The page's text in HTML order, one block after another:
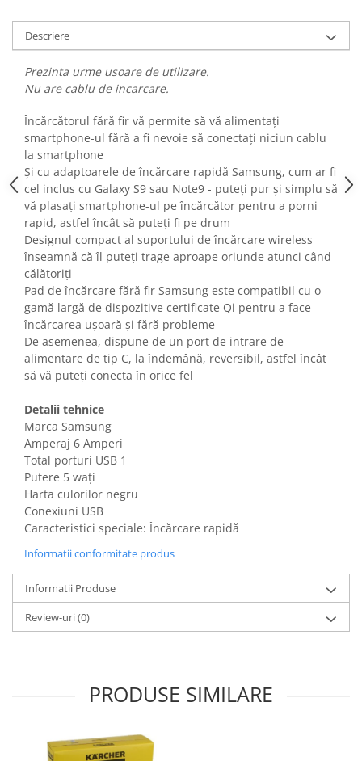
Ingrijire Locuinta
Purificatoare de aer
Fashion
Ceasuri barbatesti
Ceasuri dama
Cutii, curele si accesorii ceasuri
Genti si accesorii barbati
Genti si accesorii femei
Imbracaminte barbati
Imbracaminte femei
Imbracaminte si Incaltaminte copii
Incaltaminte barbati
Incaltaminte femei
Ochelari de soare
Ochelari de vedere
Gaming, Carti & Birotica
Console, Jocuri & Accesorii
Ingrijire personala & Cosmetice
Accesorii aparate de ras electrice
Accesorii aparate hair styling
Aparate & Accesorii ingrijire
personala
Articole Sanatate si Wellness
Consumabile sanitare
Cosmetice si produse ingrijire
personala
Camera copilului
Jucarii si Jocuri
Descriere
Prezinta urme usoare de utilizare.
Nu are cablu de incarcare.
Încărcătorul fără fir vă permite să vă alimentați
smartphone-ul fără a fi nevoie să conectați niciun cablu
la smartphone
Și cu adaptoarele de încărcare rapidă Samsung, cum ar fi
cel inclus cu Galaxy S9 sau Note9 - puteți pur și simplu să
vă plasați smartphone-ul pe încărcător pentru a porni
rapid, astfel încât să puteți fi pe drum
Designul compact al suportului de încărcare wireless
înseamnă că îl puteți trage aproape oriunde atunci când
călătoriți
Pad de încărcare fără fir Samsung este compatibil cu o
gamă largă de dispozitive certificate Qi pentru a face
încărcarea ușoară și fără probleme
De asemenea, dispune de un port de intrare de
alimentare de tip C, la îndemână, reversibil, astfel încât
să vă puteți conecta în orice fel
Detalii tehnice
Marca Samsung
Amperaj 6 Amperi
Total porturi USB 1
Putere 5 wați
Harta culorilor negru
Conexiuni USB
Caracteristici speciale: Încărcare rapidă
Informatii conformitate produs
Informatii Produse
Review-uri(0)
PRODUSE SIMILARE